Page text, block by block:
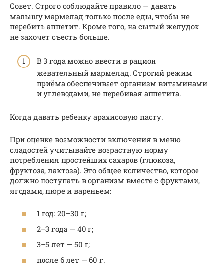
Совет. Строго соблюдайте правило — давать
малышу мармелад только после еды, чтобы не
перебить аппетит. Кроме того, на сытый желудок
не захочет съесть больше.
В 3 года можно ввести в рацион
жевательный мармелад. Строгий режим
приёма обеспечивает организм витаминами
и углеводами, не перебивая аппетита.
Когда давать ребенку арахисовую пасту.
При оценке возможности включения в меню
сладостей учитывайте возрастную норму
потребления простейших сахаров (глюкоза,
фруктоза, лактоза). Это общее количество, которое
должно поступать в организм вместе с фруктами,
ягодами, пюре и вареньем:
1 год: 20–30 г;
2–3 года — 40 г;
3–5 лет — 50 г;
после 6 лет — 60 г.